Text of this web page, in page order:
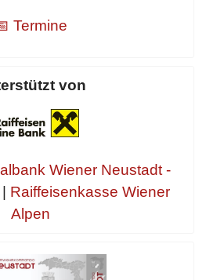
Termine
von
Wiener Neustadt -
Raiffeisenkasse Wiener
Alpen